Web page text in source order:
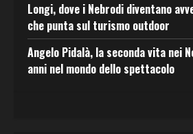
Longi, dove i Nebrodi diventano
che punta sul turismo outdoor
Angelo Pidalà, la seconda vita nei
anni nel mondo dello spettacolo